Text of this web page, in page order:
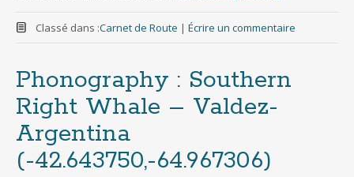
Classé dans :Carnet de Route | Écrire un commentaire
Phonography : Southern
Right Whale – Valdez-
Argentina
(-42.643750,-64.967306)